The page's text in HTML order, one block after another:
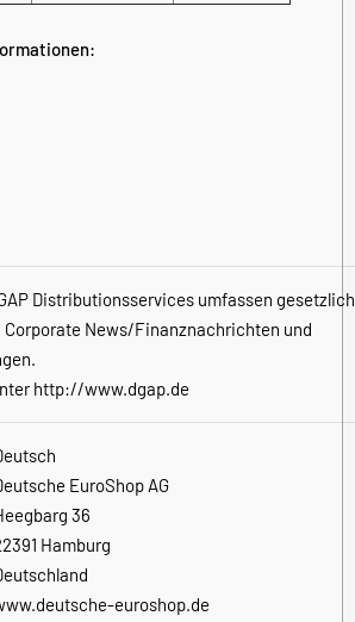
Distributionsservices umfassen
News/Finanznachrichten und
http://www.dgap.de
EuroShop AG
36
Hamburg
euroshop.de